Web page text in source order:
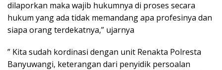
dilaporkan maka wajib hukumnya di proses secara
hukum yang ada tidak memandang apa profesinya dan
siapa orang terdekatnya,” ujarnya
” Kita sudah kordinasi dengan unit Renakta Polresta
Banyuwangi, keterangan dari penyidik persoalan